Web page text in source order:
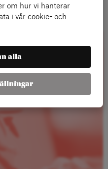
om hur vi hanterar
i vår cookie- och
alla